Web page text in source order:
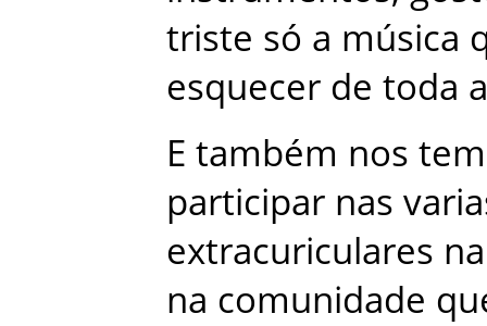
triste só a música
esquecer de toda a
E também nos
participar nas
extracuriculares na
na comunidade